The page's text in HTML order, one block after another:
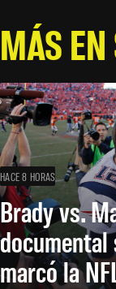
MÁS EN
HACE 8 HORAS
Brady vs.
marcó la